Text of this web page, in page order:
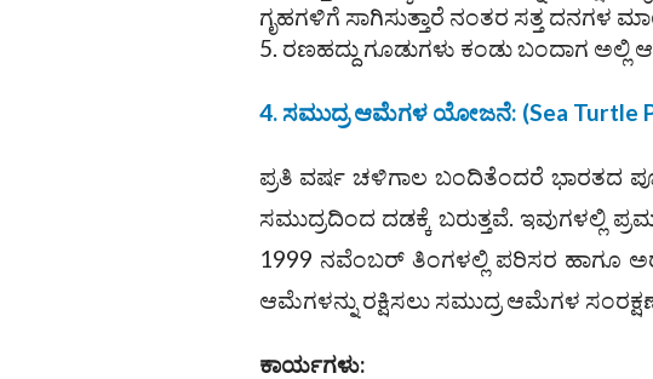
ಗೃಹಗಳಿಗೆ ಸಾಗಿಸುತ್ತಾರೆ ನಂತರ ಸತ್ತ ದನಗಳ
ರಣಹದ್ದು ಗೂಡುಗಳು ಕಂಡು ಬಂದಾಗ ಅಲ್ಲಿ
4. ಸಮುದ್ರ ಆಮೆಗಳ ಯೋಜನೆ: (Sea Turtle
ಪ್ರತಿ ವರ್ಷ ಚಳಿಗಾಲ ಬಂದಿತೆಂದರೆ ಭಾರತದ
ಸಮುದ್ರದಿಂದ ದಡಕ್ಕೆ ಬರುತ್ತವೆ. ಇವುಗಳಲ್ಲಿ
1999 ನವೆಂಬರ್ ತಿಂಗಳಲ್ಲಿ ಪರಿಸರ ಹಾಗೂ
ಆಮೆಗಳನ್ನು ರಕ್ಷಿಸಲು ಸಮುದ್ರ ಆಮೆಗಳ
ಕಾರ್ಯಗಳು: